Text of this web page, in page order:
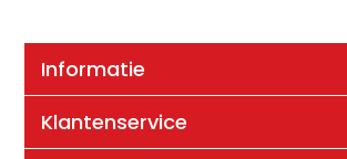
Informatie
Klantenservice